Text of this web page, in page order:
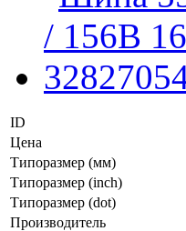
ID
Цена
Типоразмер (мм)
Типоразмер (inch)
Типоразмер (dot)
Производитель